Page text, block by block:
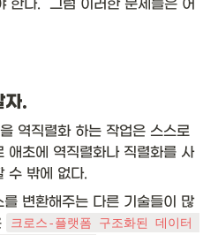
한다.  그럼 이러한 문제들은 어
자.
역직렬화 하는 작업은 스스로
애초에 역직렬화나 직렬화를 사
수 밖에 없다.
변환해주는 다른 기술들이 많
크로스-플랫폼 구조화된 데이터